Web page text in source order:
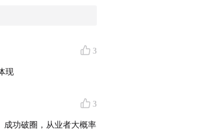
家群体画像和参与动
Photogrammetry
故事的方法论：如何
3
现
3
成功破圈，从业者大概率